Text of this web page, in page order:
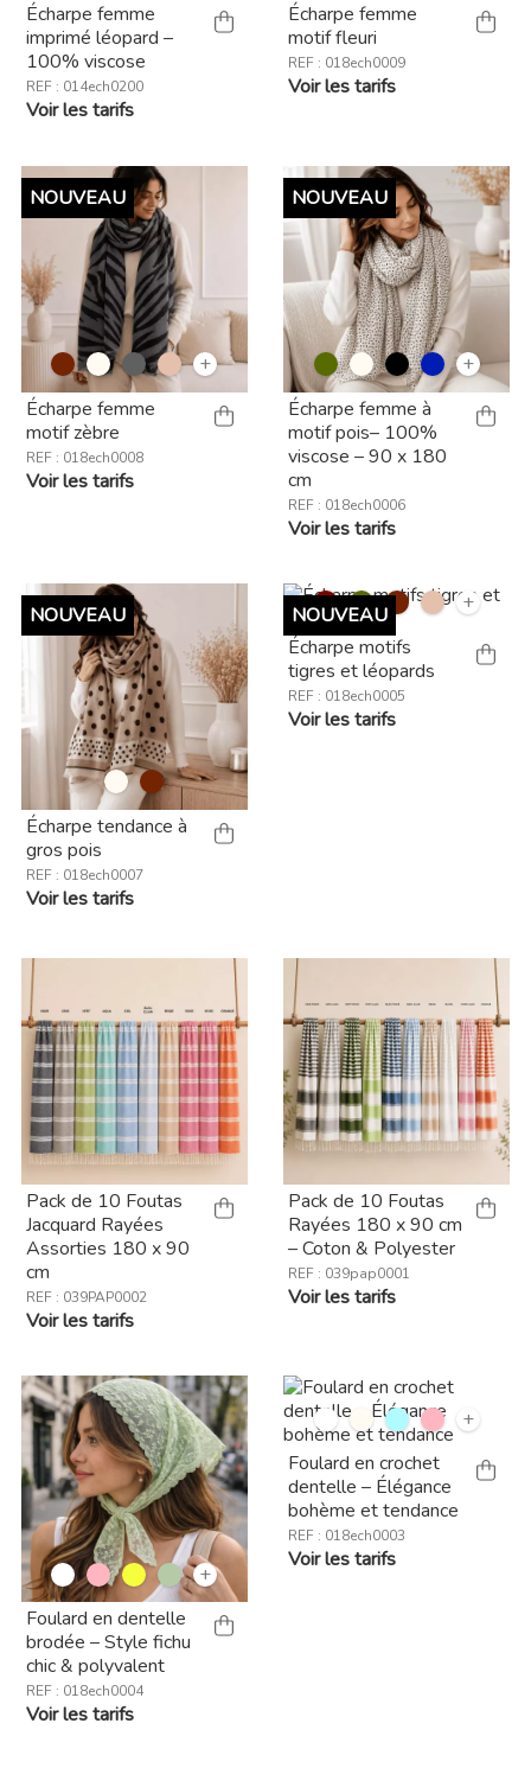
Écharpe femme
imprimé léopard –
100% viscose
REF : 014ech0200
Voir les tarifs
Écharpe femme
motif fleuri
REF : 018ech0009
Voir les tarifs
+
Écharpe femme
motif zèbre
REF : 018ech0008
Voir les tarifs
NOUVEAU
+
Écharpe femme à
motif pois– 100%
viscose – 90 x 180
cm
REF : 018ech0006
Voir les tarifs
NOUVEAU
Écharpe tendance à
gros pois
REF : 018ech0007
Voir les tarifs
NOUVEAU
+
Écharpe motifs
tigres et léopards
REF : 018ech0005
Voir les tarifs
NOUVEAU
Pack de 10 Foutas
Jacquard Rayées
Assorties 180 x 90
cm
REF : 039PAP0002
Voir les tarifs
Pack de 10 Foutas
Rayées 180 x 90 cm
– Coton & Polyester
REF : 039pap0001
Voir les tarifs
+
Foulard en dentelle
brodée – Style fichu
chic & polyvalent
REF : 018ech0004
Voir les tarifs
+
Foulard en crochet
dentelle – Élégance
bohème et tendance
REF : 018ech0003
Voir les tarifs